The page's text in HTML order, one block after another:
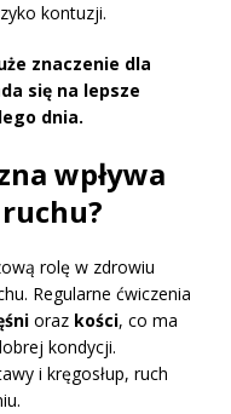
kontuzji.
znaczenie dla
się na lepsze
dnia.
wpływa
rolę w zdrowiu
Regularne ćwiczenia
oraz kości, co ma
kondycji.
i kręgosłup, ruch